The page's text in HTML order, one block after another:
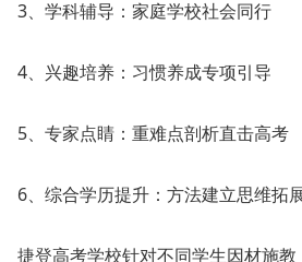
3、学科辅导：家庭学校社会同行
4、兴趣培养：习惯养成专项引导
5、专家点睛：重难点剖析直击高考
6、综合学历提升：方法建立思维拓
捷登高考学校针对不同学生因材施